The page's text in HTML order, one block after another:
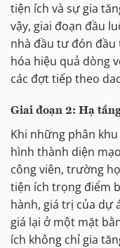
tiện ích và sự gia
vậy, giai đoạn đầu
nhà đầu tư đón
hóa hiệu quả dòng
các đợt tiếp theo
Giai đoạn 2: Hạ
Khi những phân
hình thành diện
công viên, trường
tiện ích trọng điểm
hành, giá trị của
giá lại ở một mặt
ích không chỉ gia